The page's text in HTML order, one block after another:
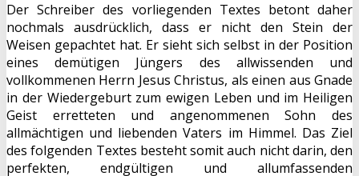
Der Schreiber des vorliegenden Textes betont daher
nochmals ausdrücklich, dass er nicht den Stein der
Weisen gepachtet hat. Er sieht sich selbst in der Position
eines demütigen Jüngers des allwissenden und
vollkommenen Herrn Jesus Christus, als einen aus Gnade
in der Wiedergeburt zum ewigen Leben und im Heiligen
Geist erretteten und angenommenen Sohn des
allmächtigen und liebenden Vaters im Himmel. Das Ziel
des folgenden Textes besteht somit auch nicht darin, den
perfekten, endgültigen und allumfassenden